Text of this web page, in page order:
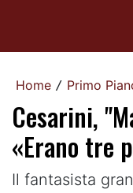
Home / Primo
Cesarini,
«Erano tre
Il fantasista